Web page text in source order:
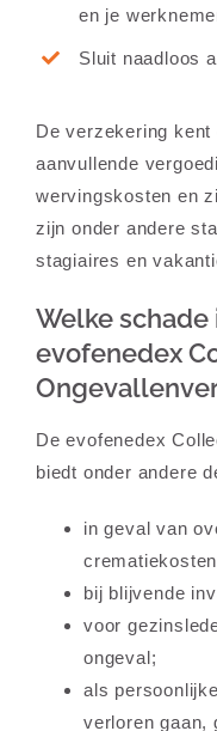
en je
Sluit naadloos
De verzekering
aanvullende
wervingskosten en
zijn onder andere
stagiaires en
Welke
evofenedex
De evofenedex
biedt onder andere
in geval van
bij blijvende
voor
ongeval;
als
verloren gaan,